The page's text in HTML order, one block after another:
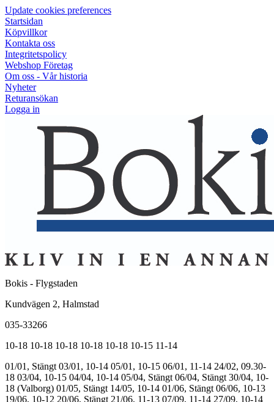
Update cookies preferences
Startsidan
Köpvillkor
Kontakta oss
Integritetspolicy
Webshop Företag
Om oss - Vår historia
Nyheter
Returansökan
Logga in
Bokis - Flygstaden
Kundvägen 2, Halmstad
035-33266
10-18 10-18 10-18 10-18 10-18 10-15 11-14
01/01, Stängt 03/01, 10-14 05/01, 10-15 06/01, 11-14 24/02, 09.30-
18 03/04, 10-15 04/04, 10-14 05/04, Stängt 06/04, Stängt 30/04, 10-
18 (Valborg) 01/05, Stängt 14/05, 10-14 01/06, Stängt 06/06, 10-13
19/06, 10-12 20/06, Stängt 21/06, 11-13 07/09, 11-14 27/09, 10-14